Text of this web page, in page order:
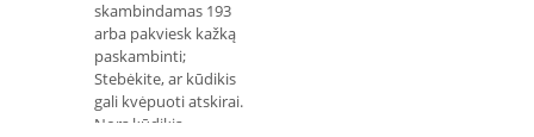
skambindamas 193
arba pakviesk kažką
paskambinti;
Stebėkite, ar kūdikis
gali kvėpuoti atskirai.
Nors kūdikis